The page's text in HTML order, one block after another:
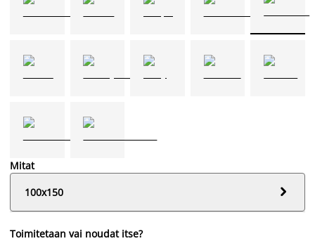
Mitat
100x150

Toimitetaan vai noudat itse?